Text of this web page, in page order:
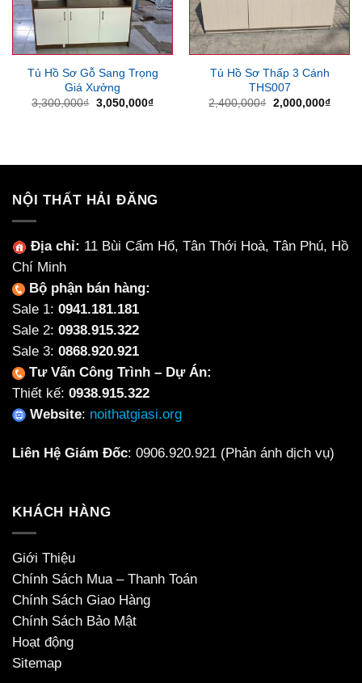
Tủ Hồ Sơ Gỗ Sang Trọng
Giá Xưởng
3,300,000₫ Giá
3,050,000₫Giá
Tủ Hồ Sơ Thấp 3 Cánh
THS007
2,400,000₫ Giá
2,000,000₫Giá
NỘI THẤT HẢI ĐĂNG
Địa chỉ: 11 Bùi Cẩm Hổ, Tân Thới Hoà, Tân Phú, Hồ
Chí Minh
Bộ phận bán hàng:
Sale 1: 0941.181.181
Sale 2: 0938.915.322
Sale 3: 0868.920.921
Tư Vấn Công Trình – Dự Án:
Thiết kế: 0938.915.322
Website: noithatgiasi.org
Liên Hệ Giám Đốc: 0906.920.921 (Phản ánh dịch vụ)
KHÁCH HÀNG
Giới Thiệu
Chính Sách Mua – Thanh Toán
Chính Sách Giao Hàng
Chính Sách Bảo Mật
Hoạt động
Sitemap